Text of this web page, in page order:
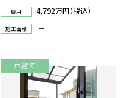
費用 4,792万円（税込）
施工面積 －
戸建て